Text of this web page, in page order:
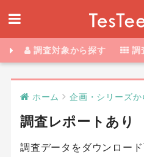
調査対象から探す 調
ホーム 企画・シリーズか
調査レポートあり
調査データをダウンロー